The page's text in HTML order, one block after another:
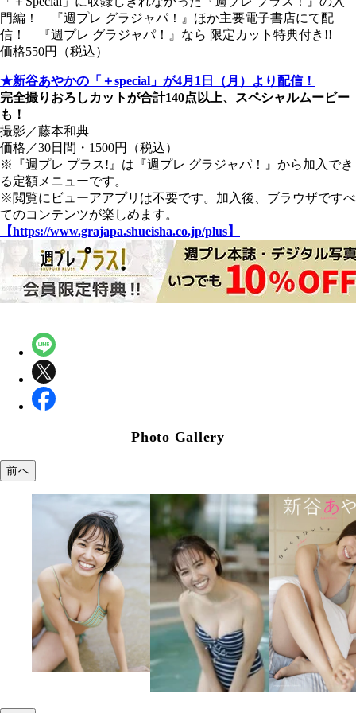
門編！ 『週プレ グラジャパ！』ほか主要電子書店にて配
信！ 『週プレ グラジャパ！』なら 限定カット特典付き!!
価格550円（税込）
★新谷あやかの「＋special」が4月1日（月）より配信！
完全撮りおろしカットが合計140点以上、スペシャルムービー
も！
撮影／藤本和典
価格／30日間・1500円（税込）
※『週プレ プラス!』は『週プレ グラジャパ！』から加入でき
る定額メニューです。
※閲覧にビューアアプリは不要です。加入後、ブラウザですべ
てのコンテンツが楽しめます。
【https://www.grajapa.shueisha.co.jp/plus】
Photo Gallery
前へ